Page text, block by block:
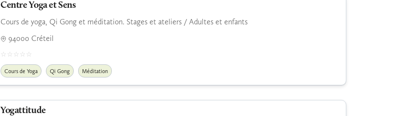
Centre Yoga et Sens
Cours de yoga, Qi Gong et méditation. Stages et ateliers / Adultes et enfants
94000 Créteil
Cours de Yoga Qi Gong Méditation
Yogattitude